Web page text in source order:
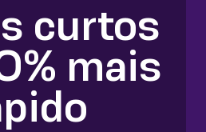
curtos
mais